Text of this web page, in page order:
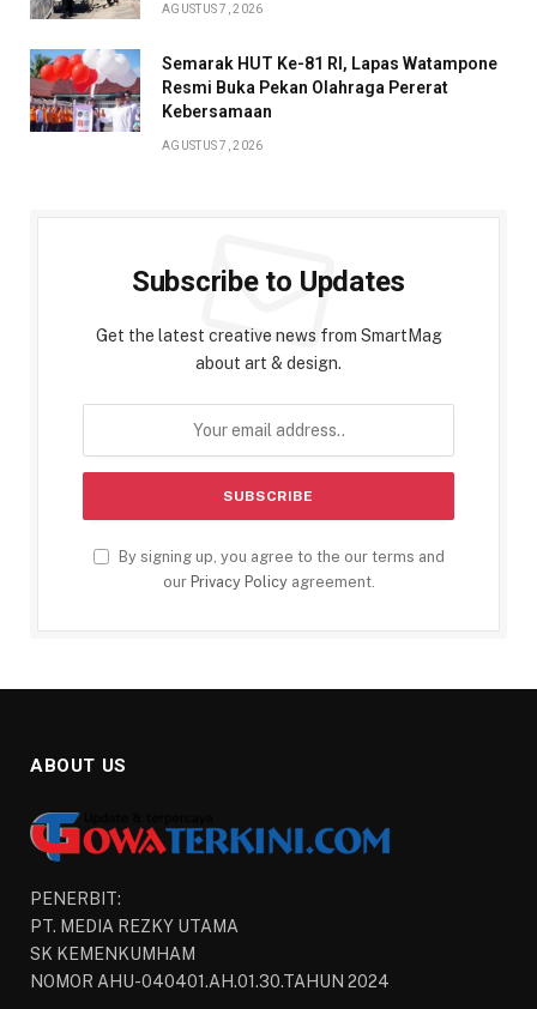
AGUSTUS 7, 2026
Semarak HUT Ke-81 RI, Lapas Watampone
Resmi Buka Pekan Olahraga Pererat
Kebersamaan
AGUSTUS 7, 2026
Subscribe to Updates
Get the latest creative news from SmartMag
about art & design.
By signing up, you agree to the our terms and
our Privacy Policyagreement.
ABOUT US
PENERBIT:
PT. MEDIA REZKY UTAMA
SK KEMENKUMHAM
NOMOR AHU-040401.AH.01.30.TAHUN 2024